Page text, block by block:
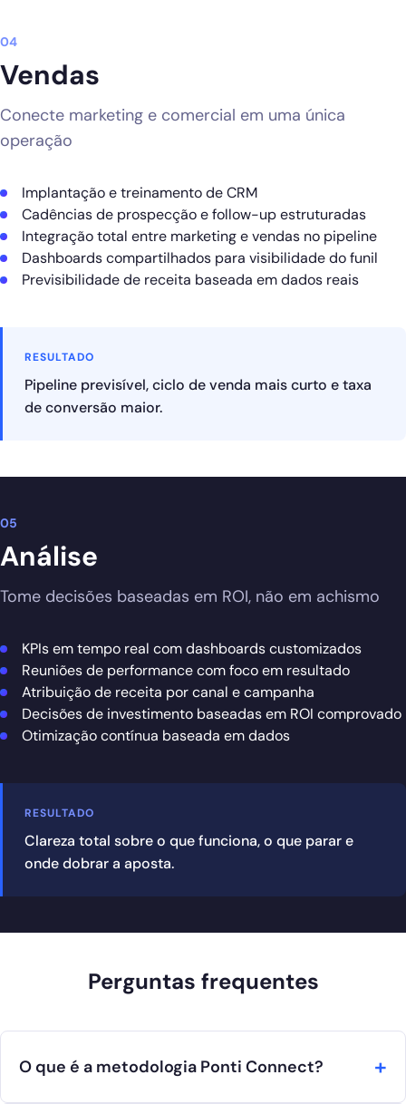
04
Vendas
Conecte marketing e comercial em uma única
operação
Implantação e treinamento de CRM
Cadências de prospecção e follow-up estruturadas
Integração total entre marketing e vendas no pipeline
Dashboards compartilhados para visibilidade do funil
Previsibilidade de receita baseada em dados reais
RESULTADO
Pipeline previsível, ciclo de venda mais curto e taxa
de conversão maior.
05
Análise
Tome decisões baseadas em ROI, não em achismo
KPIs em tempo real com dashboards customizados
Reuniões de performance com foco em resultado
Atribuição de receita por canal e campanha
Decisões de investimento baseadas em ROI comprovado
Otimização contínua baseada em dados
RESULTADO
Clareza total sobre o que funciona, o que parar e
onde dobrar a aposta.
Perguntas frequentes
O que é a metodologia Ponti Connect?